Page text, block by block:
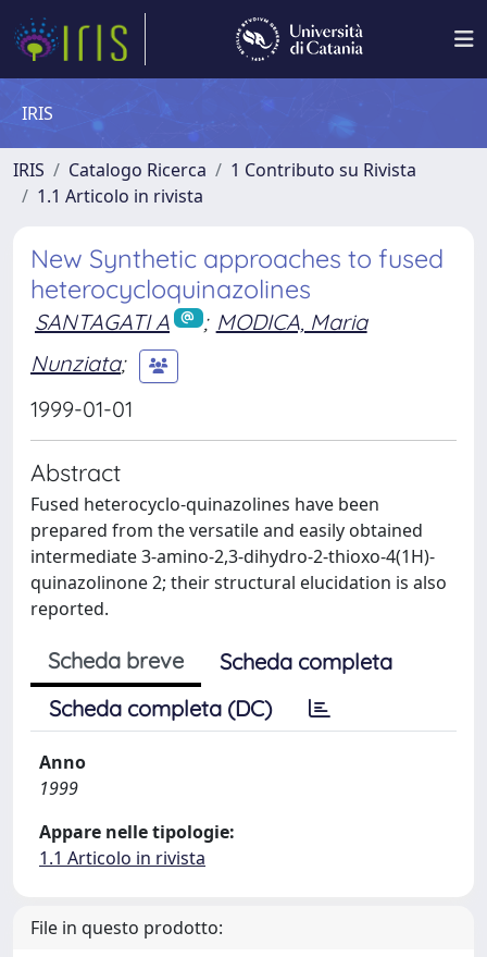
IRIS
IRIS Catalogo Ricerca
1 Contributo su Rivista
1.1 Articolo in rivista
New Synthetic approaches to fused
heterocycloquinazolines
SANTAGATI A ; MODICA, Maria
Nunziata;
1999-01-01
Abstract
Fused heterocyclo-quinazolines have been
prepared from the versatile and easily obtained
intermediate 3-amino-2,3-dihydro-2-thioxo-4(1H)-
quinazolinone 2; their structural elucidation is also
reported.
Scheda breve
Scheda completa
Scheda completa (DC)
Anno
1999
Appare nelle tipologie:
1.1 Articolo in rivista
File in questo prodotto: